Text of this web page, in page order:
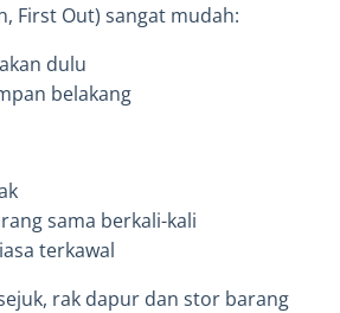
First Out) sangat mudah:
dulu
belakang
sama berkali-kali
terkawal
rak dapur dan stor barang